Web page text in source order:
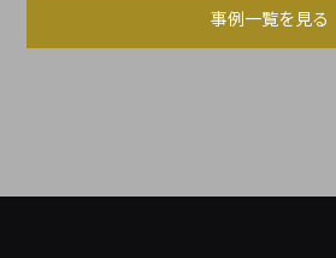
事例一覧を見る